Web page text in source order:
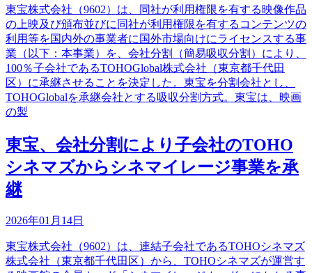
東宝株式会社（9602）は、同社が利用権限を有する映像作品
の上映及び頒布並びに同社が利用権限を有するコンテンツの
利用等を国内外の事業者に国外市場向けにライセンスする事
業（以下：本事業）を、会社分割（簡易吸収分割）により、
100％子会社であるTOHOGlobal株式会社（東京都千代田
区）に承継させることを決定した。東宝を分割会社とし、
TOHOGlobalを承継会社とする吸収分割方式。東宝は、映画
の製
東宝、会社分割により子会社のTOHO
シネマズからシネマイレージ事業を承
継
2026年01月14日
東宝株式会社（9602）は、連結子会社であるTOHOシネマズ
株式会社（東京都千代田区）から、TOHOシネマズが運営す